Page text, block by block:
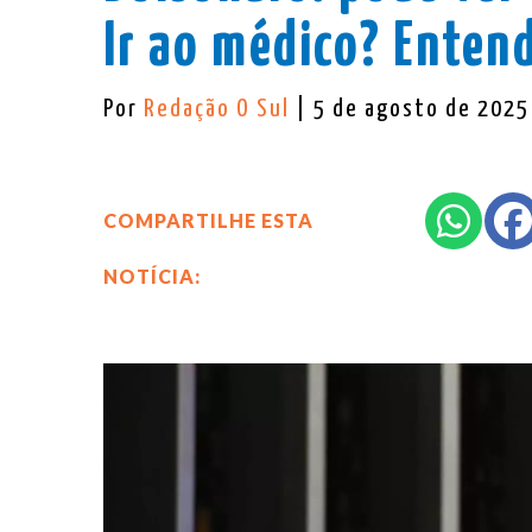
Ir ao médico?
Por Redação O Sul | 5 de agosto de 2025
COMPARTILHE ESTA
NOTÍCIA: